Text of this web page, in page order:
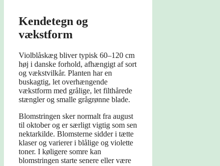
Kendetegn og
vækstform
Violblåskæg bliver typisk 60–120 cm
høj i danske forhold, afhængigt af sort
og vækstvilkår. Planten har en
buskagtig, let overhængende
vækstform med grålige, let filthårede
stængler og smalle grågrønne blade.
Blomstringen sker normalt fra august
til oktober og er særligt vigtig som sen
nektarkilde. Blomsterne sidder i tætte
klaser og varierer i blålige og violette
toner. I køligere somre kan
blomstringen starte senere eller være